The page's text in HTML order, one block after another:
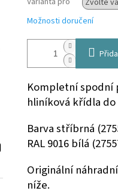
Možnosti doručení
Kompletní spodní
hliníková křídla do
Barva stříbrná
RAL 9016 bílá
Originální
níže.